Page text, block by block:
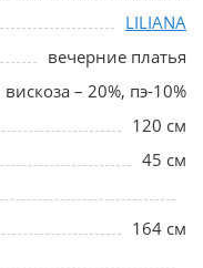
LILIANA
вечерние платья
– 20%, пэ-10%
120 см
45 см
164 см